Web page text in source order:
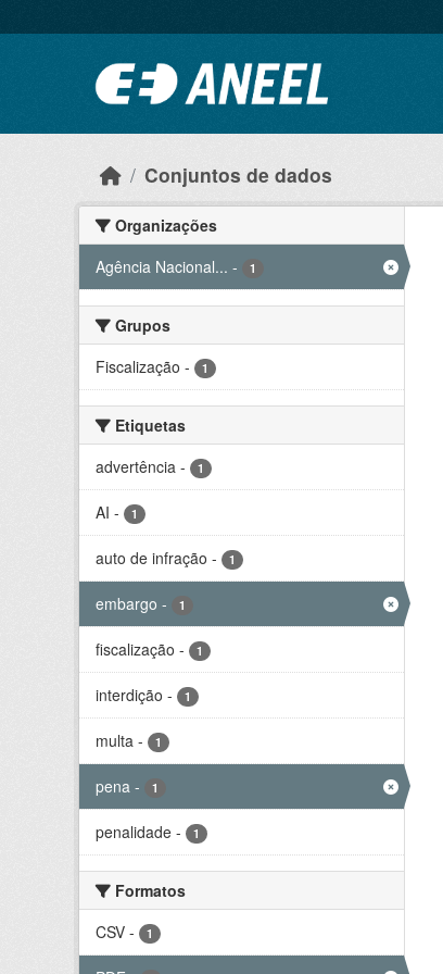
Conjuntos de dados
Organizações
Agência Nacional... - 1
Grupos
Fiscalização - 1
Etiquetas
advertência - 1
AI - 1
auto de infração - 1
embargo - 1
fiscalização - 1
interdição - 1
multa - 1
pena - 1
penalidade - 1
Formatos
CSV - 1